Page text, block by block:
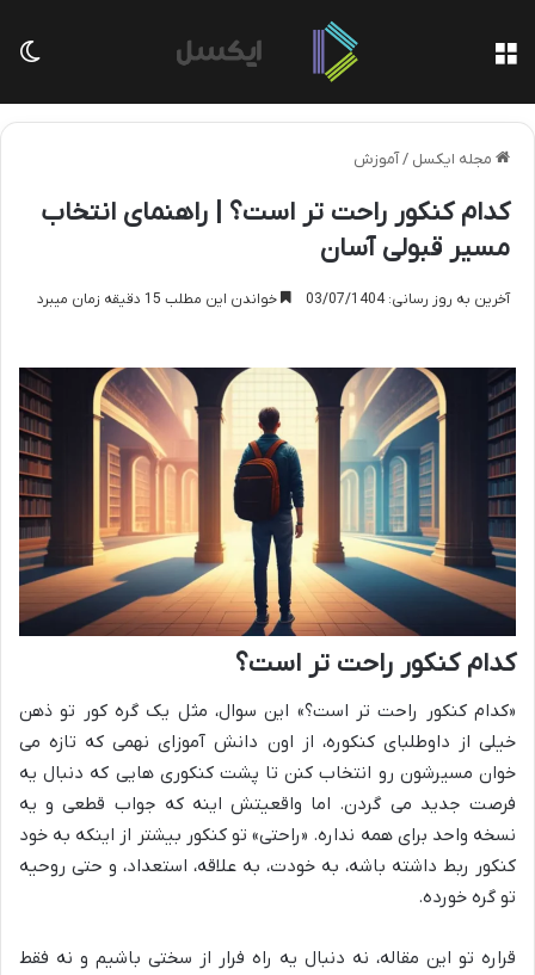
مجله ایکسل /آموزش
کدام کنکور راحت تر است؟ | راهنمای انتخاب
مسیر قبولی آسان
آخرین به روز رسانی: 03/07/1404 خواندن این مطلب 15 دقیقه زمان میبرد
کدام کنکور راحت تر است؟
«کدام کنکور راحت تر است؟» این سوال، مثل یک گره کور تو ذهن
خیلی از داوطلبای کنکوره، از اون دانش آموزای نهمی که تازه می
خوان مسیرشون رو انتخاب کنن تا پشت کنکوری هایی که دنبال یه
فرصت جدید می گردن. اما واقعیتش اینه که جواب قطعی و یه
نسخه واحد برای همه نداره. «راحتی» تو کنکور بیشتر از اینکه به خود
کنکور ربط داشته باشه، به خودت، به علاقه، استعداد، و حتی روحیه
تو گره خورده.
قراره تو این مقاله، نه دنبال یه راه فرار از سختی باشیم و نه فقط